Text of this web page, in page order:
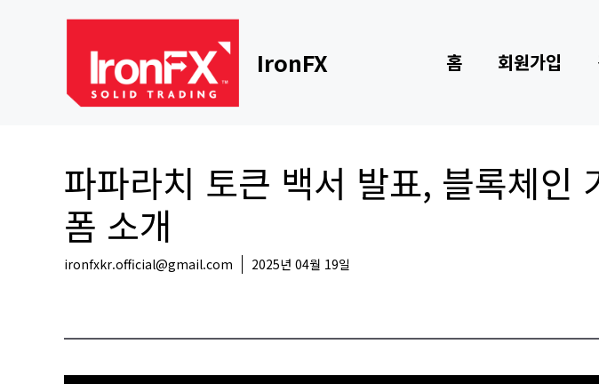
IronFX 홈 회원가입
파파라치 토큰 백서 발표, 블록체인
폼 소개
ironfxkr.official@gmail.com 2025년 04월 19일